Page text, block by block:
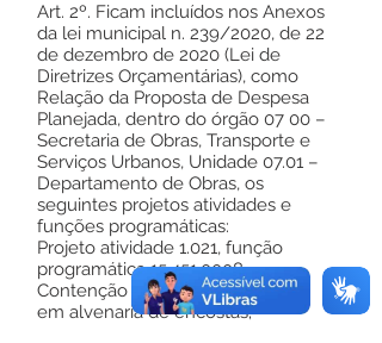
Art. 2º. Ficam incluídos nos Anexos
da lei municipal n. 239/2020, de 22
de dezembro de 2020 (Lei de
Diretrizes Orçamentárias), como
Relação da Proposta de Despesa
Planejada, dentro do órgão 07 00 –
Secretaria de Obras, Transporte e
Serviços Urbanos, Unidade 07.01 –
Departamento de Obras, os
seguintes projetos atividades e
funções programáticas:
Projeto atividade 1.021, função
programática 15.451.0008 –
Contenção
em alvenaria de encostas;